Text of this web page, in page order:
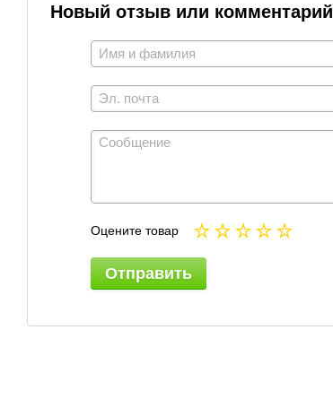
Новый отзыв или комментарий
Оцените товар
Отправить